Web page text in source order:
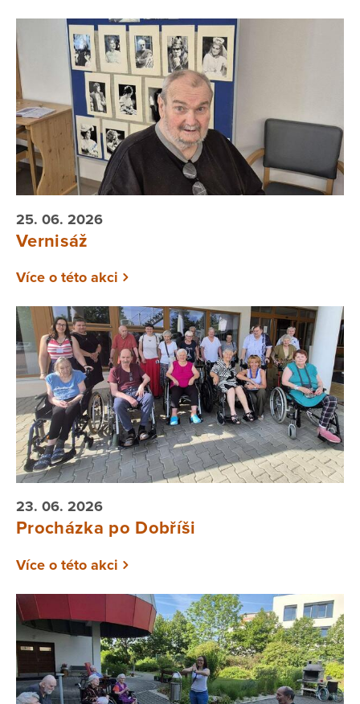
25. 06. 2026
Vernisáž
Více o této akci
23. 06. 2026
Procházka po Dobříši
Více o této akci